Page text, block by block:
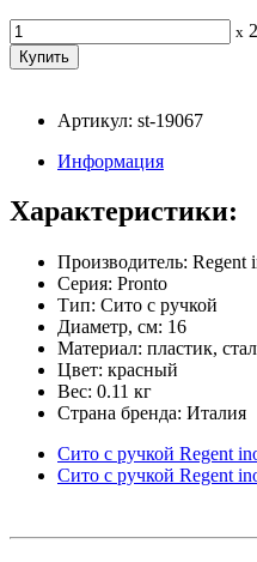
x
Артикул: st-19067
Информация
Характеристики:
Производитель: Regent
Серия: Pronto
Тип: Сито с ручкой
Диаметр, см: 16
Материал: пластик,
Цвет: красный
Вес: 0.11 кг
Страна бренда: Италия
Сито с ручкой Regent
Сито с ручкой Regent